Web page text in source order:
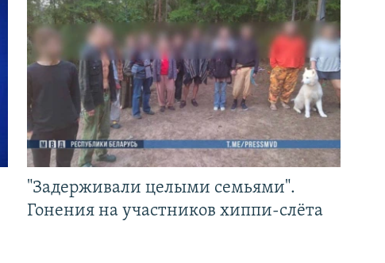
"Задерживали целыми семьями".
Гонения на участников хиппи-слёта